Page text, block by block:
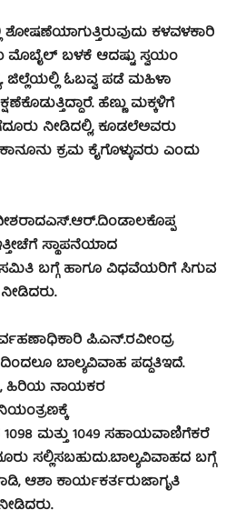
ಕಳವಳಕಾರಿ
ಮೊಬೈಲ್ ಬಳಕೆ ಆದಷ್ಟು ಸ್ವಯಂ
ಜಿಲ್ಲೆಯಲ್ಲಿ ಓಬವ್ವ ಪಡೆ ಮಹಿಳಾ
ಹೆಣ್ಣು ಮಕ್ಕಳಿಗೆ
ನೀಡಿದಲ್ಲಿ, ಕೂಡಲೆಅವರು
ಕ್ರಮ ಕೈಗೊಳ್ಳುವರು ಎಂದು
ಸ್ಥಾಪನೆಯಾದ
ಬಗ್ಗೆ ಹಾಗೂ ವಿಧವೆಯರಿಗೆ ಸಿಗುವ
ಪಿ.ಎನ್.ರವೀಂದ್ರ
ಬಾಲ್ಯವಿವಾಹ ಪದ್ದತಿಇದೆ.
ಹಿರಿಯ ನಾಯಕರ
ಮತ್ತು 1049 ಸಹಾಯವಾಣಿಗೆಕರೆ
ಸಲ್ಲಿಸಬಹುದು.ಬಾಲ್ಯವಿವಾಹದ ಬಗ್ಗೆ
ಆಶಾ ಕಾರ್ಯಕರ್ತರುಜಾಗೃತಿ